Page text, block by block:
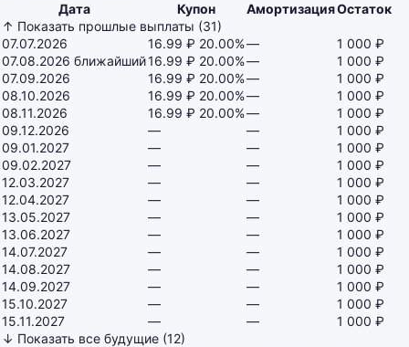
Дата Купон АмортизацияОстаток
↑ Показать прошлые выплаты (31)
07.07.2026
16.99 ₽ 20.00%—
1 000 ₽
07.08.2026 ближайший16.99 ₽ 20.00%—
1 000 ₽
07.09.2026
16.99 ₽ 20.00%—
1 000 ₽
08.10.2026
16.99 ₽ 20.00%—
1 000 ₽
08.11.2026
16.99 ₽ 20.00%—
1 000 ₽
09.12.2026
— —
1 000 ₽
09.01.2027
— —
1 000 ₽
09.02.2027
— —
1 000 ₽
12.03.2027
— —
1 000 ₽
12.04.2027
— —
1 000 ₽
13.05.2027
— —
1 000 ₽
13.06.2027
— —
1 000 ₽
14.07.2027
— —
1 000 ₽
14.08.2027
— —
1 000 ₽
14.09.2027
— —
1 000 ₽
15.10.2027
— —
1 000 ₽
15.11.2027
— —
1 000 ₽
↓ Показать все будущие (12)